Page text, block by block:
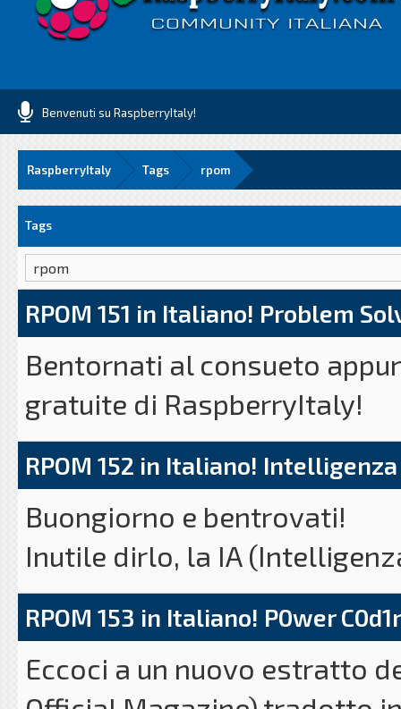
Benvenuti su RaspberryItaly!
RaspberryItaly Tags rpom
Tags
RPOM 151 in Italiano! Problem
Bentornati al consueto
gratuite di RaspberryItaly!
Da questo mese, ci
il nuovo nome, poco
Fondazione Raspberry Pi,
eHackSpace .
Ci sono delle rubriche su
periodicamente, sia per
prodotti. E sono la guida di
RPOM 152 in Italiano!
Buongiorno e bentrovati!
Inutile dirlo, la IA
oramai, da mesi. i grandi
questa tecnologia
Ma si sa, queste IA "girano"
RPOM 153 in Italiano! P0wer
Eccoci a un nuovo estratto